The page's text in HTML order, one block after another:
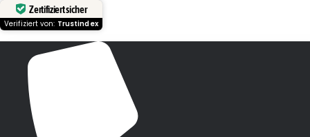
Zertifiziert sicher
Verifiziert von: Trustindex